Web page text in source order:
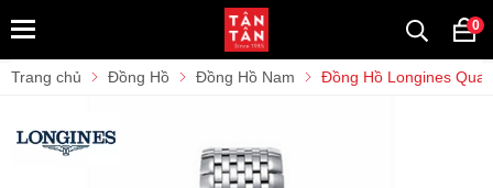
0
Trang chủ Đồng Hồ Đồng Hồ Nam Đồng Hồ Longines